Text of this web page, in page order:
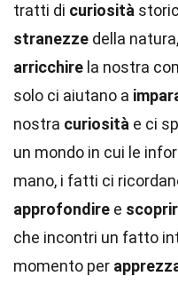
tratti di curiosità
stranezze della
arricchire la nostra
solo ci aiutano a
nostra curiosità e ci
un mondo in cui le
mano, i fatti ci
approfondire e
che incontri un fatto
momento per